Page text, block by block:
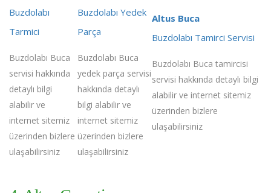
Buzdolabı
Tarmici
Buzdolabı Buca
servisi hakkında
detaylı bilgi
alabilir ve
internet sitemiz
üzerinden bizlere
ulaşabilirsiniz
Buzdolabı Yedek
Parça
Buzdolabı Buca
yedek parça servisi
hakkında detaylı
bilgi alabilir ve
internet sitemiz
üzerinden bizlere
ulaşabilirsiniz
Altus Buca
Buzdolabı Tamirci Servisi
Buzdolabı Buca tamircisi
servisi hakkında detaylı bilgi
alabilir ve internet sitemiz
üzerinden bizlere
ulaşabilirsiniz